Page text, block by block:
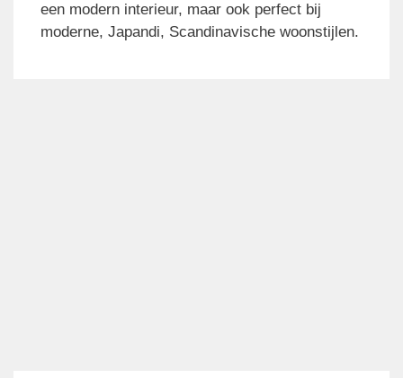
een modern interieur, maar ook perfect bij
moderne, Japandi, Scandinavische woonstijlen.